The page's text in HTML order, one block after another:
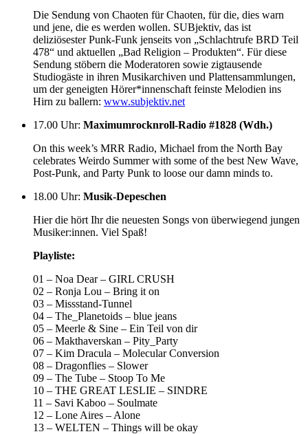
Die Sendung von Chaoten für Chaoten, für die, dies warn
und jene, die es werden wollen. SUBjektiv, das ist
deliziösester Punk-Funk jenseits von „Schlachtrufe BRD Teil
478“ und aktuellen „Bad Religion – Produkten“. Für diese
Sendung stöbern die Moderatoren sowie zigtausende
Studiogäste in ihren Musikarchiven und Plattensammlungen,
um der geneigten Hörer*innenschaft feinste Melodien ins
Hirn zu ballern: www.subjektiv.net
17.00 Uhr: Maximumrocknroll-Radio #1828 (Wdh.)
On this week’s MRR Radio, Michael from the North Bay
celebrates Weirdo Summer with some of the best New Wave,
Post-Punk, and Party Punk to loose our damn minds to.
18.00 Uhr: Musik-Depeschen
Hier die hört Ihr die neuesten Songs von überwiegend jungen
Musiker:innen. Viel Spaß!
Playliste:
01 – Noa Dear – GIRL CRUSH
02 – Ronja Lou – Bring it on
03 – Missstand-Tunnel
04 – The_Planetoids – blue jeans
05 – Meerle & Sine – Ein Teil von dir
06 – Makthaverskan – Pity_Party
07 – Kim Dracula – Molecular Conversion
08 – Dragonflies – Slower
09 – The Tube – Stoop To Me
10 – THE GREAT LESLIE – SINDRE
11 – Savi Kaboo – Soulmate
12 – Lone Aires – Alone
13 – WELTEN – Things will be okay